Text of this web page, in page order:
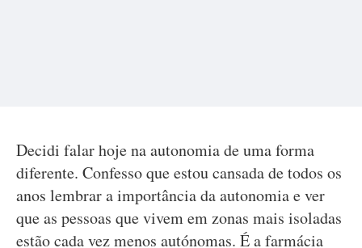
Decidi falar hoje na autonomia de uma forma
diferente. Confesso que estou cansada de todos os
anos lembrar a importância da autonomia e ver
que as pessoas que vivem em zonas mais isoladas
estão cada vez menos autónomas. É a farmácia